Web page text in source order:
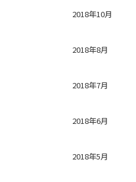
2018年10月
2018年8月
2018年7月
2018年6月
2018年5月